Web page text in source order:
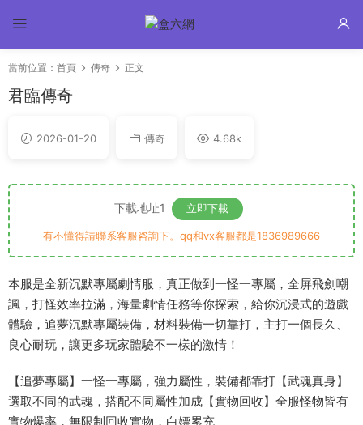
當前位置： 首頁 傳奇 正文
君臨傳奇
2026-01-20 傳奇 4.68k
下載地址1 立即下載
有不懂得請聯系客服咨詢下。qq和vx客服都是1836989666
本服是全新沉默專屬劇情服，真正做到一怪一專屬，全屏飛劍嘲
諷，打怪效率拉滿，海量劇情任務等你探索，給你沉浸式的遊戲
體驗，追夢沉默專屬裝備，材料裝備一切靠打，主打一個長久、
良心耐玩，讓更多玩家體驗不一樣的激情！
【追夢專屬】一怪一專屬，強力屬性，裝備都靠打【武魂真身】
選取不同的武魂，搭配不同屬性加成【實物回收】全服怪物皆有
實物爆率，無限制回收實物，白嫖累充